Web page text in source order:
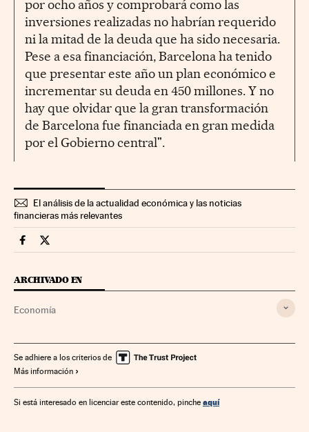
por ocho años y comprobará como las
inversiones realizadas no habrían requerido
ni la mitad de la deuda que ha sido necesaria.
Pese a esa financiación, Barcelona ha tenido
que presentar este año un plan económico e
incrementar su deuda en 450 millones. Y no
hay que olvidar que la gran transformación
de Barcelona fue financiada en gran medida
por el Gobierno central".
El análisis de la actualidad económica y las noticias
financieras más relevantes
Economia Cinco Días en Facebook
Economia Cinco Días en Twitter
ARCHIVADO EN
Economía
Se adhiere a los criterios de
Más información
Si está interesado en licenciar este contenido, pinche aquí